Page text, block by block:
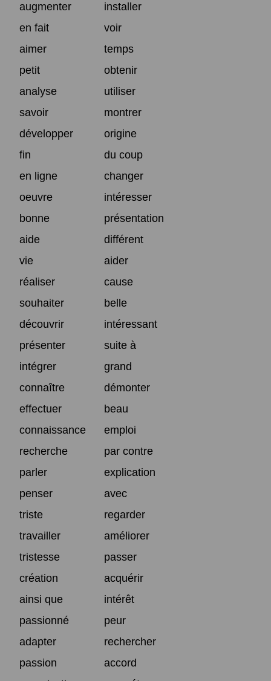
augmenter
installer
en fait
voir
aimer
temps
petit
obtenir
analyse
utiliser
savoir
montrer
développer
origine
fin
du coup
en ligne
changer
oeuvre
intéresser
bonne
présentation
aide
différent
vie
aider
réaliser
cause
souhaiter
belle
découvrir
intéressant
présenter
suite à
intégrer
grand
connaître
démonter
effectuer
beau
connaissance
emploi
recherche
par contre
parler
explication
penser
avec
triste
regarder
travailler
améliorer
tristesse
passer
création
acquérir
ainsi que
intérêt
passionné
peur
adapter
rechercher
passion
accord